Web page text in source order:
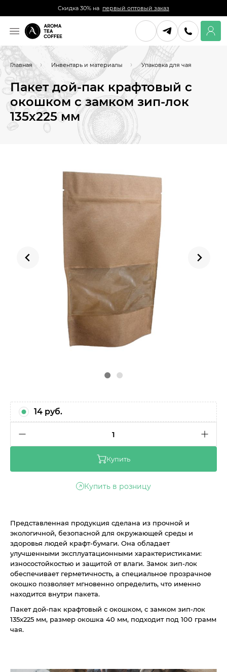
Скидка 30% на первый оптовый заказ
Главная Инвентарь и материалы Упаковка для чая
Пакет дой-пак крафтовый с
окошком с замком зип-лок
135x225 мм
14 руб.
1
Купить
Купить в розницу
Представленная продукция сделана из прочной и
экологичной, безопасной для окружающей среды и
здоровья людей крафт-бумаги. Она обладает
улучшенными эксплуатационными характеристиками:
износостойкостью и защитой от влаги. Замок зип-лок
обеспечивает герметичность, а специальное прозрачное
окошко позволяет мгновенно определить, что именно
находится внутри пакета.
Пакет дой-пак крафтовый с окошком, с замком зип-лок
135x225 мм, размер окошка 40 мм, подходит под 100 грамм
чая.